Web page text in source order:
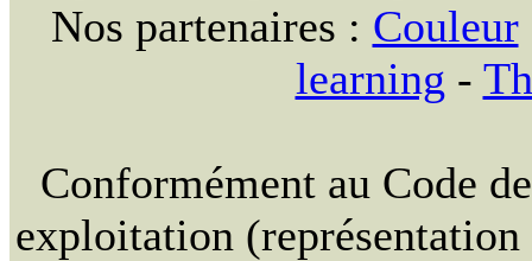
Nos partenaires : Couleur
learning -
Conformément au Code
exploitation